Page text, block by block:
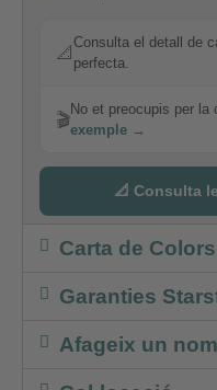
📐
Consulta el detall de
perfecta.
🎬
No et preocupis per la
exemple →
📐 Consulta
Carta de Colors
Garanties
Afageix un